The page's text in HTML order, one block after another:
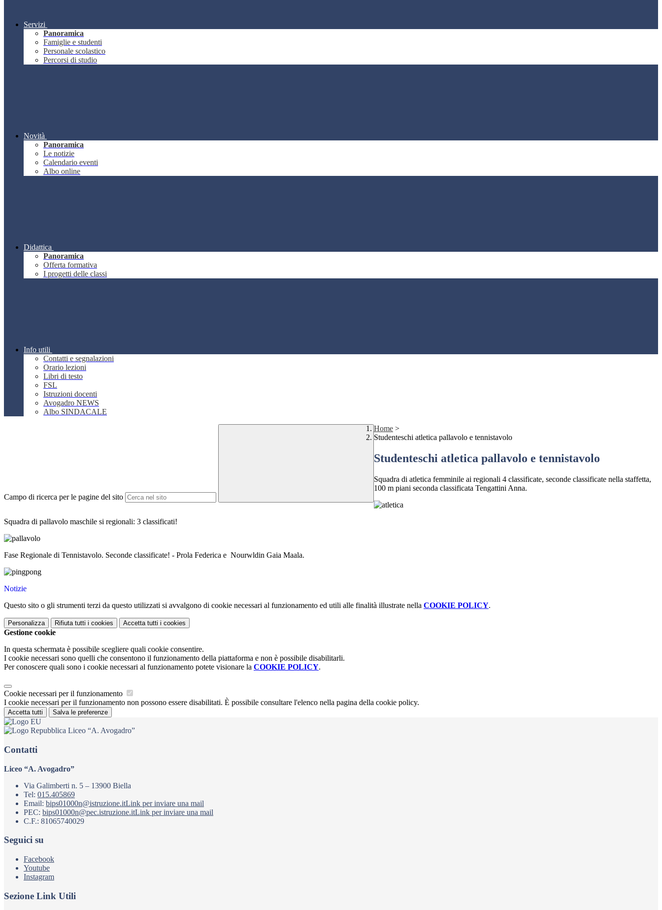
Servizi
Panoramica
Famiglie e studenti
Personale scolastico
Percorsi di studio
Novità
Panoramica
Le notizie
Calendario eventi
Albo online
Didattica
Panoramica
Offerta formativa
I progetti delle classi
Info utili
Contatti e segnalazioni
Orario lezioni
Libri di testo
FSL
Istruzioni docenti
Avogadro NEWS
Albo SINDACALE
Campo di ricerca per le pagine del sito
Home >
Studenteschi atletica pallavolo e tennistavolo
Studenteschi atletica pallavolo e tennistavolo
Squadra di atletica femminile ai regionali 4 classificate, seconde classificate nella staffetta,
100 m piani seconda classificata Tengattini Anna.
Squadra di pallavolo maschile si regionali: 3 classificati!
Fase Regionale di Tennistavolo. Seconde classificate! - Prola Federica e Nourwldin Gaia Maala.
Notizie
Questo sito o gli strumenti terzi da questo utilizzati si avvalgono di cookie necessari al funzionamento ed utili alle finalità illustrate nella COOKIE POLICY.
Personalizza Rifiuta tutti i cookies Accetta tutti i cookies
Gestione cookie
In questa schermata è possibile scegliere quali cookie consentire.
I cookie necessari sono quelli che consentono il funzionamento della piattaforma e non è possibile disabilitarli.
Per conoscere quali sono i cookie necessari al funzionamento potete visionare la COOKIE POLICY.
Cookie necessari per il funzionamento
I cookie necessari per il funzionamento non possono essere disabilitati. È possibile consultare l'elenco nella pagina della cookie policy.
Accetta tutti Salva le preferenze
Liceo “A. Avogadro”
Contatti
Liceo “A. Avogadro”
Via Galimberti n. 5 – 13900 Biella
Tel: 015.405869
Email: bips01000n@istruzione.itLink per inviare una mail
PEC: bips01000n@pec.istruzione.itLink per inviare una mail
C.F.: 81065740029
Seguici su
Facebook
Youtube
Instagram
Sezione Link Utili